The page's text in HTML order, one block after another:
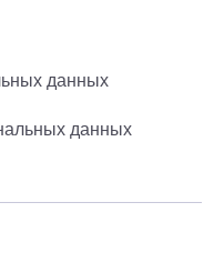
данных
данных